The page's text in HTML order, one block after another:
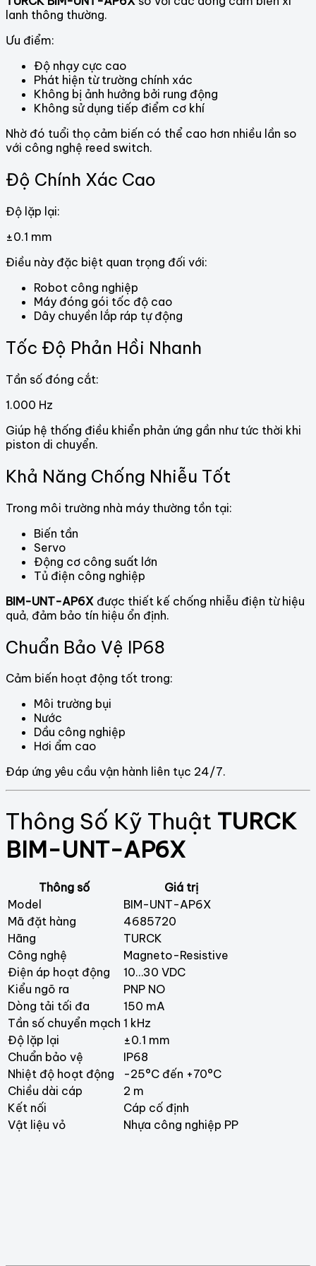
lanh thông thường.
Ưu điểm:
Độ nhạy cực cao
Phát hiện từ trường chính xác
Không bị ảnh hưởng bởi rung động
Không sử dụng tiếp điểm cơ khí
Nhờ đó tuổi thọ cảm biến có thể cao hơn nhiều lần so
với công nghệ reed switch.
Độ Chính Xác Cao
Độ lặp lại:
±0.1 mm
Điều này đặc biệt quan trọng đối với:
Robot công nghiệp
Máy đóng gói tốc độ cao
Dây chuyền lắp ráp tự động
Tốc Độ Phản Hồi Nhanh
Tần số đóng cắt:
1.000 Hz
Giúp hệ thống điều khiển phản ứng gần như tức thời khi
piston di chuyển.
Khả Năng Chống Nhiễu Tốt
Trong môi trường nhà máy thường tồn tại:
Biến tần
Servo
Động cơ công suất lớn
Tủ điện công nghiệp
BIM-UNT-AP6X được thiết kế chống nhiễu điện từ hiệu
quả, đảm bảo tín hiệu ổn định.
Chuẩn Bảo Vệ IP68
Cảm biến hoạt động tốt trong:
Môi trường bụi
Nước
Dầu công nghiệp
Hơi ẩm cao
Đáp ứng yêu cầu vận hành liên tục 24/7.
Thông Số Kỹ Thuật TURCK
BIM-UNT-AP6X
Thông số
Giá trị
Model
BIM-UNT-AP6X
Mã đặt hàng
4685720
Hãng
TURCK
Công nghệ
Magneto-Resistive
Điện áp hoạt động
10…30 VDC
Kiểu ngõ ra
PNP NO
Dòng tải tối đa
150 mA
Tần số chuyển mạch 1 kHz
Độ lặp lại
±0.1 mm
Chuẩn bảo vệ
IP68
Nhiệt độ hoạt động
-25°C đến +70°C
Chiều dài cáp
2 m
Kết nối
Cáp cố định
Vật liệu vỏ
Nhựa công nghiệp PP